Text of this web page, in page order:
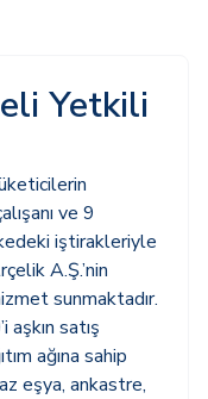
Yetkili
ve 9
iştirakleriyle
A.Ş.’nin
sunmaktadır.
satış
ağına sahip
eşya, ankastre,